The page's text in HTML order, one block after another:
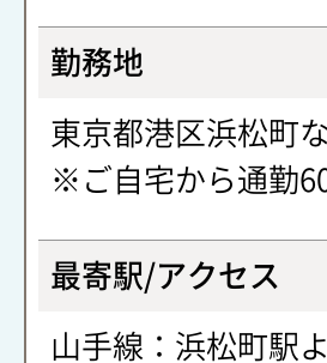
勤務地
東京都港区浜松町
※ご自宅から通勤
最寄駅/アクセス
山手線：浜松町駅